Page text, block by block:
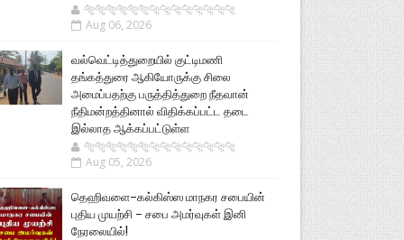
🐅🐅🐅🐅🐅🐅🐆🐆🐆🐆🐆🐆🐆🐆
Aug 06, 2026
வல்வெட்டித்துறையில் குட்டிமணி
தங்கத்துரை ஆகியோருக்கு சிலை
அமைப்பதற்கு பருத்தித்துறை நீதவான்
நீதிமன்றத்தினால் விதிக்கப்பட்ட தடை
இல்லாத ஆக்கப்பட்டுள்ள
🐅🐅🐅🐅🐅🐅🐆🐆🐆🐆🐆🐆🐆🐆
Aug 05, 2026
தெஹிவளை–கல்கிஸ்ஸ மாநகர சபையின்
புதிய முயற்சி – சபை அமர்வுகள் இனி
நேரலையில்!